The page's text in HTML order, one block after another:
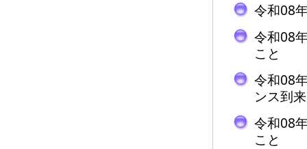
令和08
令和08
こと
令和08
ンス到
令和08
こと